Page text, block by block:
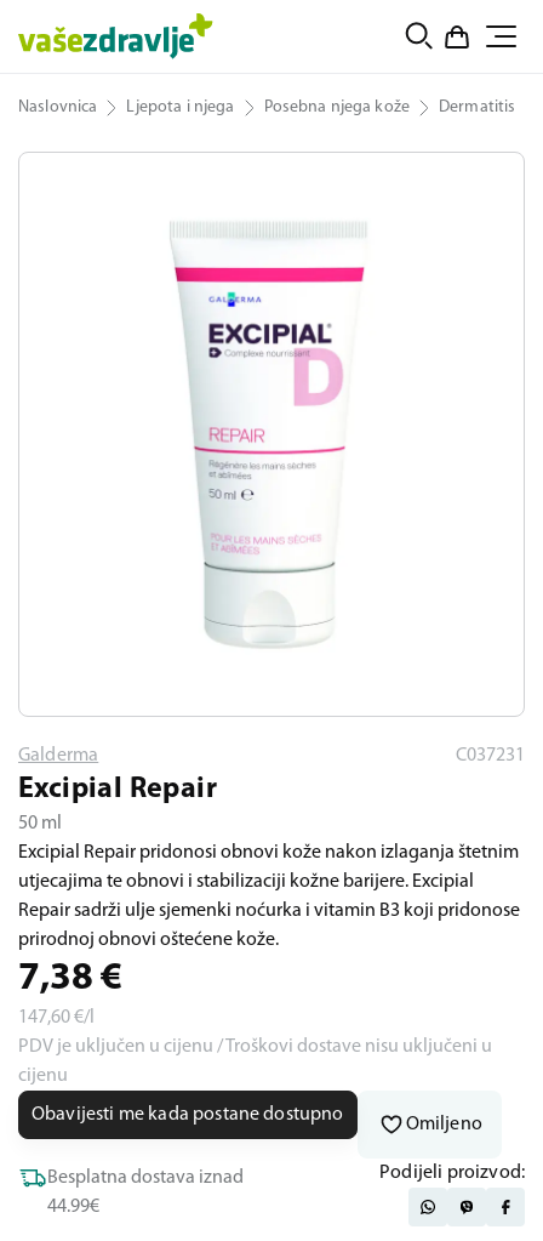
Naslovnica Ljepota i njega Posebna njega kože Dermatitis
Galderma C037231
Excipial Repair
50 ml
Excipial Repair pridonosi obnovi kože nakon izlaganja štetnim
utjecajima te obnovi i stabilizaciji kožne barijere. Excipial
Repair sadrži ulje sjemenki noćurka i vitamin B3 koji pridonose
prirodnoj obnovi oštećene kože.
7,38 €
147,60€/l
PDV je uključen u cijenu / Troškovi dostave nisu uključeni u
cijenu
Obavijesti me kada postane dostupno
Omiljeno
Besplatna dostava iznad
44.99€
Podijeli proizvod: